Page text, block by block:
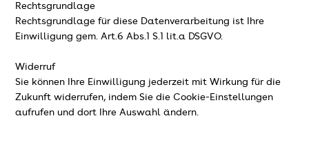
Rechtsgrundlage
Rechtsgrundlage für diese Datenverarbeitung ist Ihre
Einwilligung gem. Art.6 Abs.1 S.1 lit.a DSGVO.
Widerruf
Sie können Ihre Einwilligung jederzeit mit Wirkung für die
Zukunft widerrufen, indem Sie die Cookie-Einstellungen
aufrufen und dort Ihre Auswahl ändern.